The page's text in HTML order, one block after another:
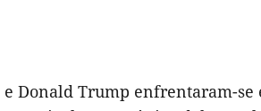
Donald Trump enfrentaram-